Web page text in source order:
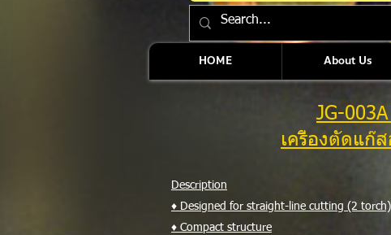
HOME About Us
JG-003A
เครื่องตัดแก๊
Description
♦ Designed for straight-line cutting (2
♦ Compact structure